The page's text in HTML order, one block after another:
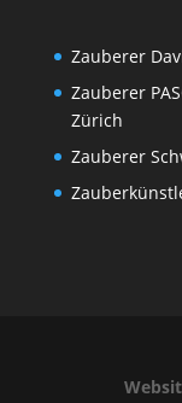
Zauberer
Zauberer
Zürich
Zauberer